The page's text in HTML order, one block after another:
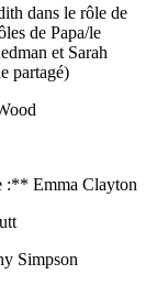
dans le rôle de
de Papa/le
et Sarah
partagé)
:** Emma Clayton
Simpson